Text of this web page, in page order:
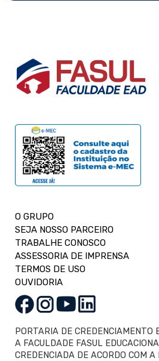
O GRUPO
SEJA NOSSO PARCEIRO
TRABALHE CONOSCO
ASSESSORIA DE IMPRENSA
TERMOS DE USO
OUVIDORIA
PORTARIA DE CREDENCIAMENTO
A FACULDADE FASUL
CREDENCIADA DE ACORDO COM